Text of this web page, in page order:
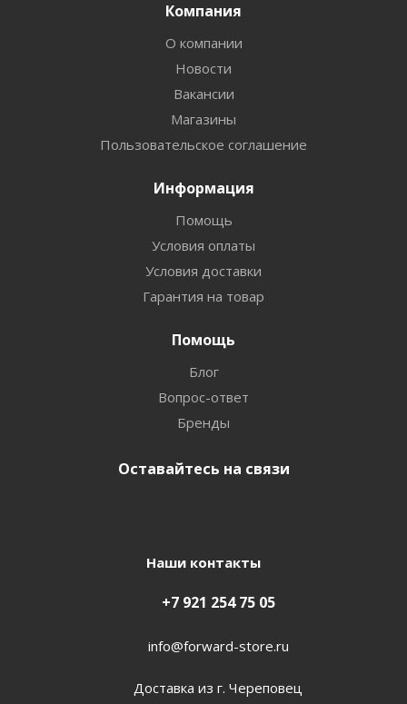
Компания
О компании
Новости
Вакансии
Магазины
Пользовательское соглашение
Информация
Помощь
Условия оплаты
Условия доставки
Гарантия на товар
Помощь
Блог
Вопрос-ответ
Бренды
Оставайтесь на связи
Наши контакты
+7 921 254 75 05
info@forward-store.ru
Доставка из г. Череповец